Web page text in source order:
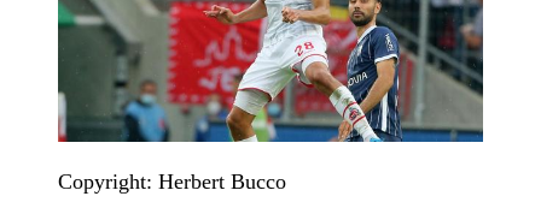
Copyright: Herbert Bucco